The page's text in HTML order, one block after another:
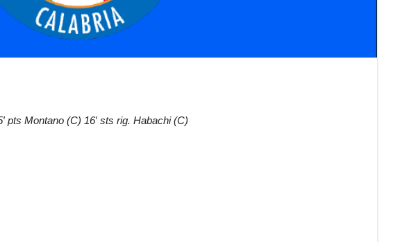
pts Montano (C) 16′ sts rig. Habachi (C)